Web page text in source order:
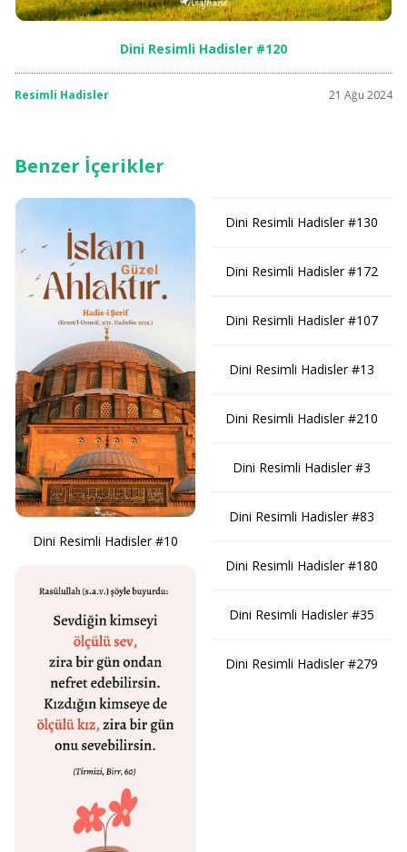
Dini Resimli Hadisler #120
Resimli Hadisler 21 Ağu 2024
Benzer İçerikler
Dini Resimli Hadisler #10
Dini Resimli Hadisler #130
Dini Resimli Hadisler #172
Dini Resimli Hadisler #107
Dini Resimli Hadisler #13
Dini Resimli Hadisler #210
Dini Resimli Hadisler #3
Dini Resimli Hadisler #83
Dini Resimli Hadisler #180
Dini Resimli Hadisler #35
Dini Resimli Hadisler #279